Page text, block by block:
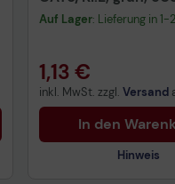
Auf Lager: Lieferung in
1,13 €
inkl. MwSt. zzgl. Versand
In den
Hinweis